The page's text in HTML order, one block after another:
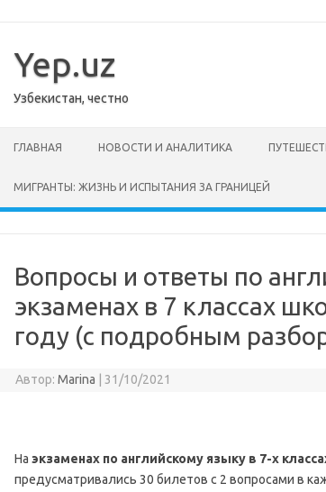
содержимому
Yep.uz
Узбекистан, честно
ГЛАВНАЯ НОВОСТИ И АНАЛИТИКА
МИГРАНТЫ: ЖИЗНЬ И ИСПЫТАНИЯ ЗА ГРАНИЦЕЙ
Вопросы и ответы по
экзаменах в 7 классах
году (с подробным
Автор: Marina 31/10/2021
На экзаменах по английскому языку в 7-х
предусматривались 30 билетов с 2 вопросами в